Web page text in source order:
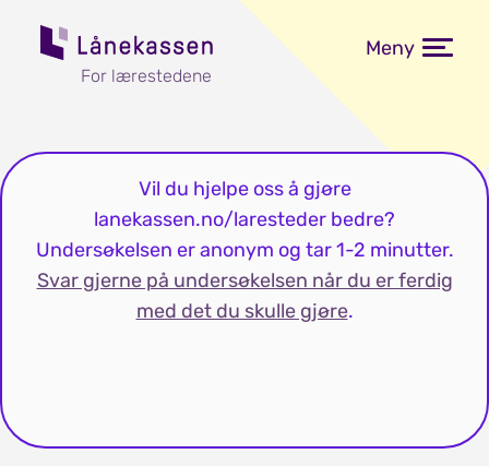
For lærestedene
Meny
Vil du hjelpe oss å gjøre
lanekassen.no/laresteder bedre?
Undersøkelsen er anonym og tar 1-2 minutter.
Svar gjerne på undersøkelsen når du er ferdig
med det du skulle gjøre.